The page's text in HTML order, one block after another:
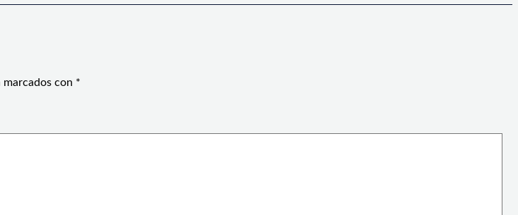
marcados con *